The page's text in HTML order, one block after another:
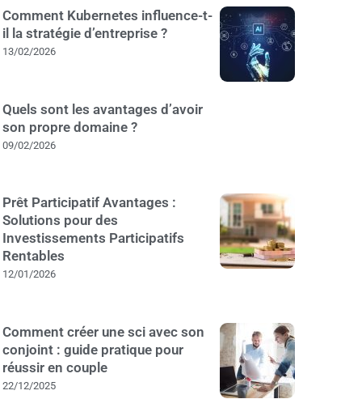
Comment Kubernetes influence-t-
il la stratégie d’entreprise ?
13/02/2026
Quels sont les avantages d’avoir
son propre domaine ?
09/02/2026
Prêt Participatif Avantages :
Solutions pour des
Investissements Participatifs
Rentables
12/01/2026
Comment créer une sci avec son
conjoint : guide pratique pour
réussir en couple
22/12/2025